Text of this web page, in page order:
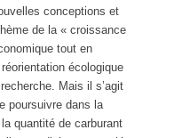
conceptions et
de la « croissance
tout en
écologique
Mais il s’agit
poursuivre dans la
quantité de carburant